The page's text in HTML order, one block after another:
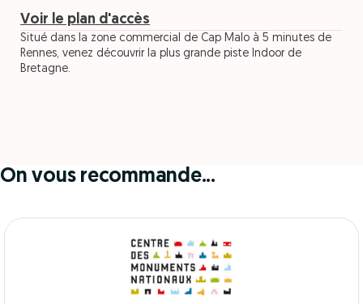
Voir le plan d'accès
Situé dans la zone commercial de Cap Malo à 5 minutes de
Rennes, venez découvrir la plus grande piste Indoor de
Bretagne.
On vous recommande...